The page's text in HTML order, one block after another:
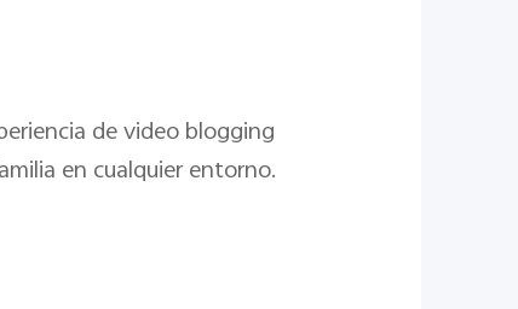
de video blogging
en cualquier entorno.